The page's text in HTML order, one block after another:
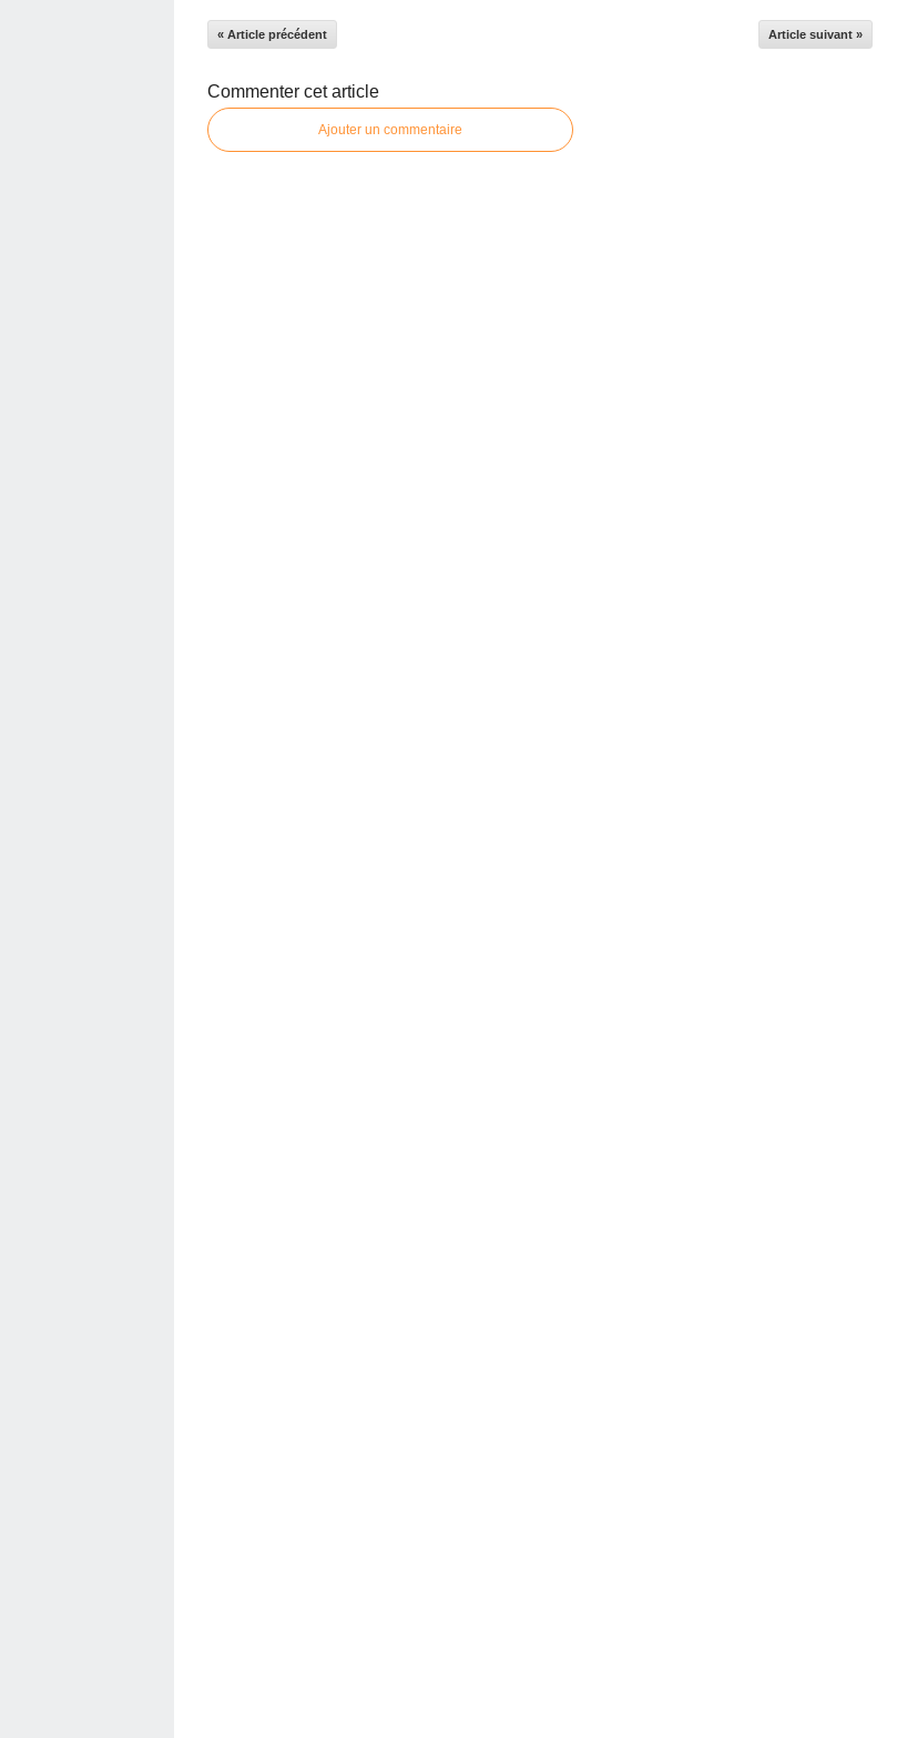
« Article précédent Article suivant »
Commenter cet article
Ajouter un commentaire